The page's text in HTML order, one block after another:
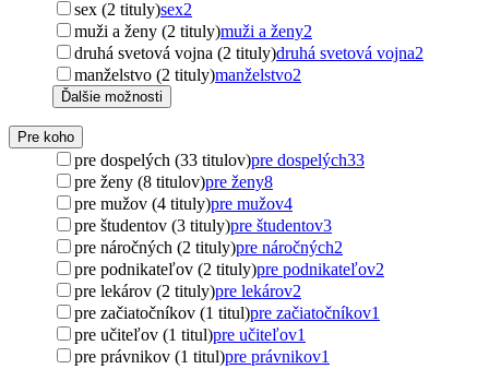
sex (2 tituly)sex2
muži a ženy (2 tituly)muži a ženy2
druhá svetová vojna (2 tituly)druhá svetová vojna2
manželstvo (2 tituly)manželstvo2
Ďalšie možnosti
Pre koho
pre dospelých (33 titulov)pre dospelých33
pre ženy (8 titulov)pre ženy8
pre mužov (4 tituly)pre mužov4
pre študentov (3 tituly)pre študentov3
pre náročných (2 tituly)pre náročných2
pre podnikateľov (2 tituly)pre podnikateľov2
pre lekárov (2 tituly)pre lekárov2
pre začiatočníkov (1 titul)pre začiatočníkov1
pre učiteľov (1 titul)pre učiteľov1
pre právnikov (1 titul)pre právnikov1